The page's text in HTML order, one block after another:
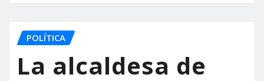
POLÍTICA
La alcaldesa de